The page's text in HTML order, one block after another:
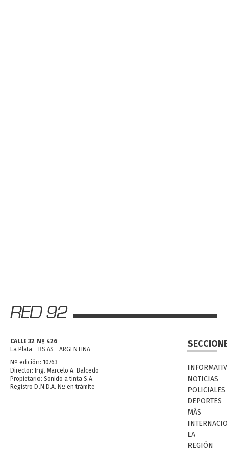
CALLE 32 Nº 426
La Plata - BS AS - ARGENTINA
Nº edición: 10763
Director: Ing. Marcelo A. Balcedo
Propietario: Sonido a tinta S.A.
Registro D.N.D.A. Nº en trámite
NOTICIAS
POLICIALES
DEPORTES
MÁS
LA
REGIÓN